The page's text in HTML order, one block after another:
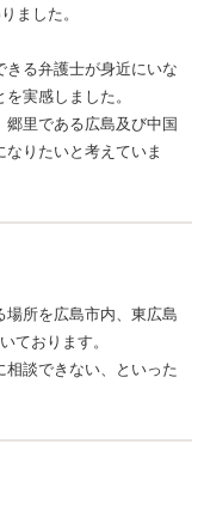
ました。
る弁護士が身近にいな
実感しました。
里である広島及び中国
りたいと考えていま
所を広島市内、東広島
ております。
談できない、といった